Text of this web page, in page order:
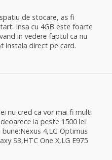
de stocare, as fi
Insa cu 4GB este foarte
in vedere faptul ca nu
instala direct pe card.
nu cred ca vor mai fi multi
la peste 1500 lei
4,LG Optimus
S3,HTC One X,LG E975